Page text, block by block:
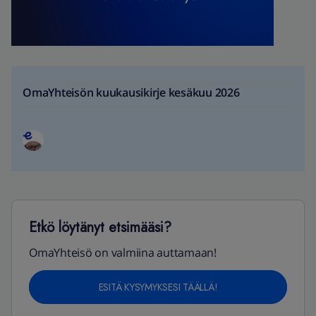
OmaYhteisön kuukausikirje kesäkuu 2026
Etkö löytänyt etsimääsi?
OmaYhteisö on valmiina auttamaan!
ESITÄ KYSYMYKSESI TÄÄLLÄ!